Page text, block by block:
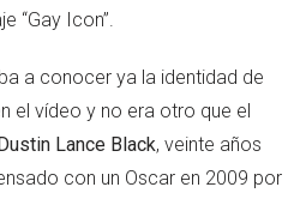
“Gay Icon”.
a conocer ya la identidad de
el vídeo y no era otro que el
Lance Black, veinte años
con un Oscar en 2009 por